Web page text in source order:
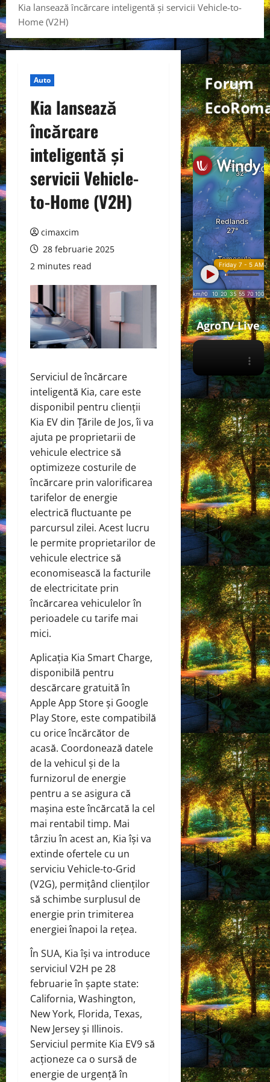
Kia lansează încărcare inteligentă și servicii Vehicle-to-
Home (V2H)
Auto
Kia lansează
încărcare
inteligentă și
servicii Vehicle-
to-Home (V2H)
cimaxcim
28 februarie 2025
2 minutes read
Serviciul de încărcare
inteligentă Kia, care este
disponibil pentru clienții
Kia EV din Țările de Jos, îi va
ajuta pe proprietarii de
vehicule electrice să
optimizeze costurile de
încărcare prin valorificarea
tarifelor de energie
electrică fluctuante pe
parcursul zilei. Acest lucru
le permite proprietarilor de
vehicule electrice să
economisească la facturile
de electricitate prin
încărcarea vehiculelor în
perioadele cu tarife mai
mici.
Aplicația Kia Smart Charge,
disponibilă pentru
descărcare gratuită în
Apple App Store și Google
Play Store, este compatibilă
cu orice încărcător de
acasă. Coordonează datele
de la vehicul și de la
furnizorul de energie
pentru a se asigura că
mașina este încărcată la cel
mai rentabil timp. Mai
târziu în acest an, Kia își va
extinde ofertele cu un
serviciu Vehicle-to-Grid
(V2G), permițând clienților
să schimbe surplusul de
energie prin trimiterea
energiei înapoi la rețea.
În SUA, Kia își va introduce
serviciul V2H pe 28
februarie în șapte state:
California, Washington,
New York, Florida, Texas,
New Jersey și Illinois.
Serviciul permite Kia EV9 să
acționeze ca o sursă de
energie de urgență în
Forum
AgroTV Live